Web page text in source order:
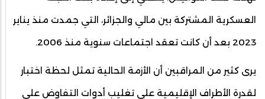
العسكرية المشتركة بين مالي والجزائر، التي جمدت منذ يناير
2023 بعد أن كانت تعقد اجتماعات سنوية منذ 2006.
يرى كثير من المراقبين أن الأزمة الحالية تمثل لحظة اختبار
لقدرة الأطراف الإقليمية على تغليب أدوات التفاوض على